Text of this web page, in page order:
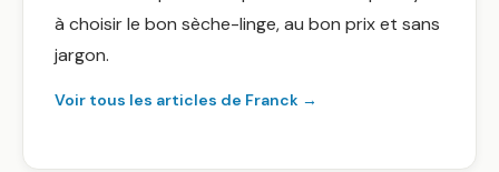
à choisir le bon sèche-linge, au bon prix et sans
jargon.
Voir tous les articles de Franck →